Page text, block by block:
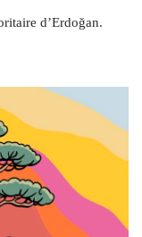
d’Erdoğan.